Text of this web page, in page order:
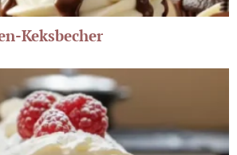
Keksbecher